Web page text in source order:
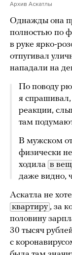
Архив Аскатлы
Однажды она
полностью по
в руке ярко-
отпугивал
нападали на
По поводу
я
реакции,
там
В мужском
физически
ходила в
даже видно,
Аскатла не
квартиру , за
половину
30 тысяч
с